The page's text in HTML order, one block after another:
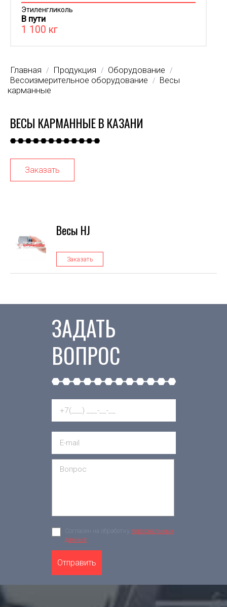
Этиленгликоль
В пути
1 100 кг
Главная / Продукция / Оборудование /
Весоизмерительное оборудование /
Весы
карманные
ВЕСЫ КАРМАННЫЕ В КАЗАНИ
Заказать
Весы HJ
Заказать
ЗАДАТЬ
ВОПРОС
Согласен на обработку персональных
данных
Отправить